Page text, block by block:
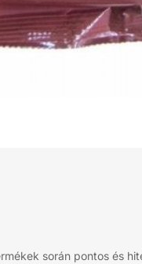
során pontos és